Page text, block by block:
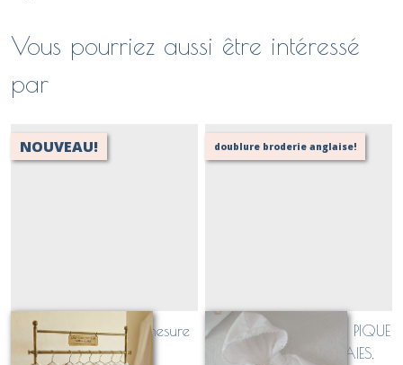
Vous pourriez aussi être intéressé
par
NOUVEAU!
option longueur surmesure
pour une cape
doublure broderie anglaise!
Cape de baptême en PIQUE
DE COTON MILLERAIES,